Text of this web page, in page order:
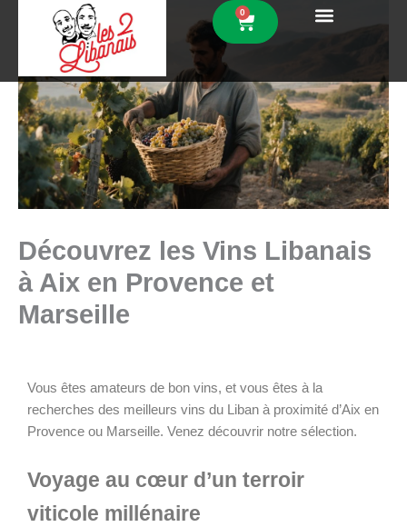
0
Panier
Découvrez les Vins Libanais
à Aix en Provence et
Marseille
Vous êtes amateurs de bon vins, et vous êtes à la
recherches des meilleurs vins du Liban à proximité d’Aix en
Provence ou Marseille. Venez découvrir notre sélection.
Voyage au cœur d’un terroir
viticole millénaire